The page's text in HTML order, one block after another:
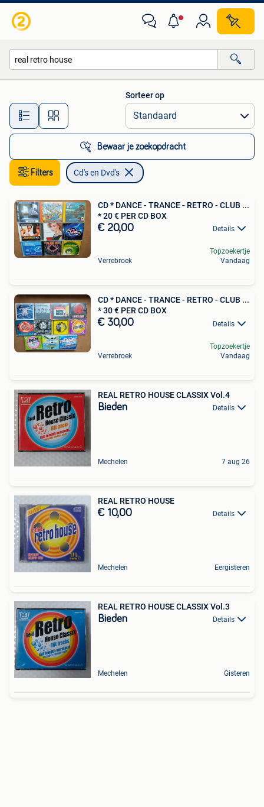
Alle afstanden…
Sorteer op
Bewaar je zoekopdracht
Filters Cd's en Dvd's
CD * DANCE - TRANCE - RETRO - CLUB ...
* 20 € PER CD BOX
€ 20,00 Details
Verrebroek
Topzoekertje
Vandaag
CD * DANCE - TRANCE - RETRO - CLUB ...
* 30 € PER CD BOX
€ 30,00 Details
Verrebroek
Topzoekertje
Vandaag
REAL RETRO HOUSE CLASSIX Vol.4
Bieden Details
Mechelen 7 aug 26
REAL RETRO HOUSE
€ 10,00 Details
Mechelen Eergisteren
REAL RETRO HOUSE CLASSIX Vol.3
Bieden Details
Mechelen Gisteren